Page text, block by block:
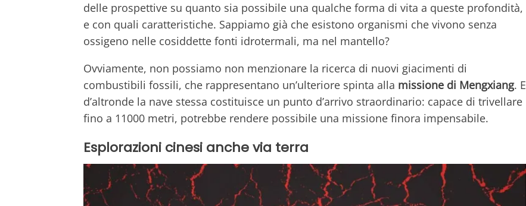
delle prospettive su quanto sia possibile una qualche forma di vita a queste profondità,
e con quali caratteristiche. Sappiamo già che esistono organismi che vivono senza
ossigeno nelle cosiddette fonti idrotermali, ma nel mantello?
Ovviamente, non possiamo non menzionare la ricerca di nuovi giacimenti di
combustibili fossili, che rappresentano un’ulteriore spinta alla missione di Mengxiang. E
d’altronde la nave stessa costituisce un punto d’arrivo straordinario: capace di trivellare
fino a 11000 metri, potrebbe rendere possibile una missione finora impensabile.
Esplorazioni cinesi anche via terra